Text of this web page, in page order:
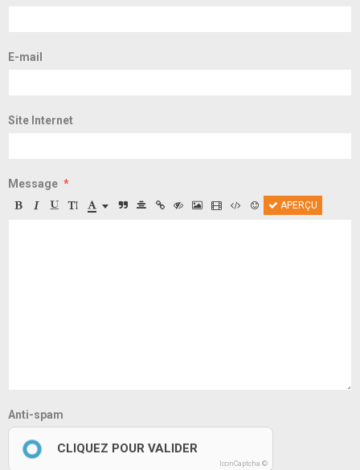
E-mail
Site Internet
Message
APERÇU
Anti-spam
CLIQUEZ POUR VALIDER
IconCaptcha ©